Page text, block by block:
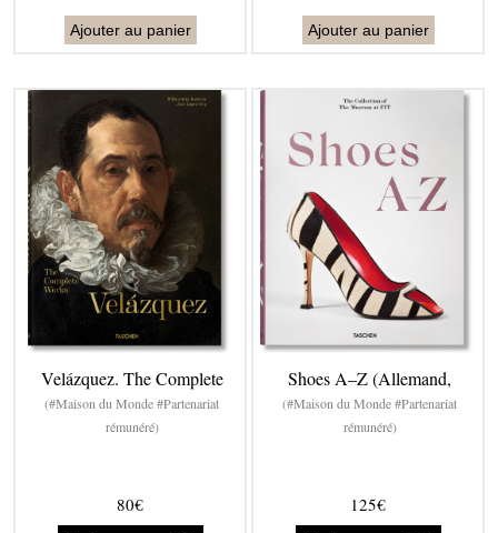
Ajouter au panier Ajouter au panier
Velázquez. The Complete
(#Maison du Monde #Partenariat
rémunéré)
80€
Shoes A–Z (Allemand,
(#Maison du Monde #Partenariat
rémunéré)
125€